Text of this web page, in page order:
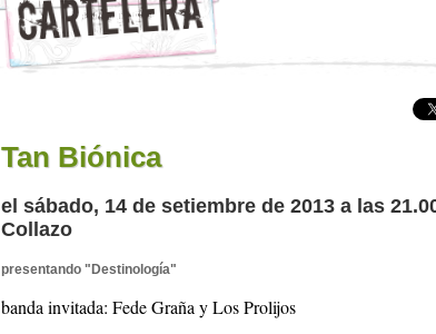
Tan Biónica
el sábado, 14 de setiembre de 2013 a las
Collazo
presentando "Destinología"
banda invitada: Fede Graña y Los Prolijos